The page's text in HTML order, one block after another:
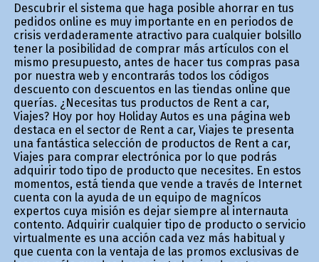
Descubrir el sistema que haga posible ahorrar en tus
pedidos online es muy importante en en periodos de
crisis verdaderamente atractivo para cualquier bolsillo
tener la posibilidad de comprar más artículos con el
mismo presupuesto, antes de hacer tus compras pasa
por nuestra web y encontrarás todos los códigos
descuento con descuentos en las tiendas online que
querías. ¿Necesitas tus productos de Rent a car,
Viajes? Hoy por hoy Holiday Autos es una página web
destaca en el sector de Rent a car, Viajes te presenta
una fantástica selección de productos de Rent a car,
Viajes para comprar electrónica por lo que podrás
adquirir todo tipo de producto que necesites. En estos
momentos, está tienda que vende a través de Internet
cuenta con la ayuda de un equipo de magníficos
expertos cuya misión es dejar siempre al internauta
contento. Adquirir cualquier tipo de producto o servicio
virtualmente es una acción cada vez más habitual y
que cuenta con la ventaja de las promos exclusivas de